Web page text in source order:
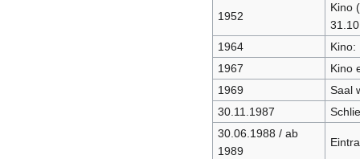
1952
Kino
1964
Kino:
1967
Kino
1969
Saal
30.11.1987
30.06.1988 / ab
1989